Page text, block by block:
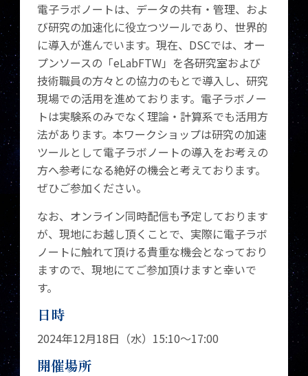
電子ラボノートは、データの共有・管理、およ
び研究の加速化に役立つツールであり、世界的
に導入が進んでいます。現在、DSCでは、オー
プンソースの「eLabFTW」を各研究室および
技術職員の方々との協力のもとで導入し、研究
現場での活用を進めております。電子ラボノー
トは実験系のみでなく理論・計算系でも活用方
法があります。本ワークショップは研究の加速
ツールとして電子ラボノートの導入をお考えの
方へ参考になる絶好の機会と考えております。
ぜひご参加ください。
なお、オンライン同時配信も予定しております
が、現地にお越し頂くことで、実際に電子ラボ
ノートに触れて頂ける貴重な機会となっており
ますので、現地にてご参加頂けますと幸いで
す。
日時
2024年12月18日（水）15:10～17:00
開催場所